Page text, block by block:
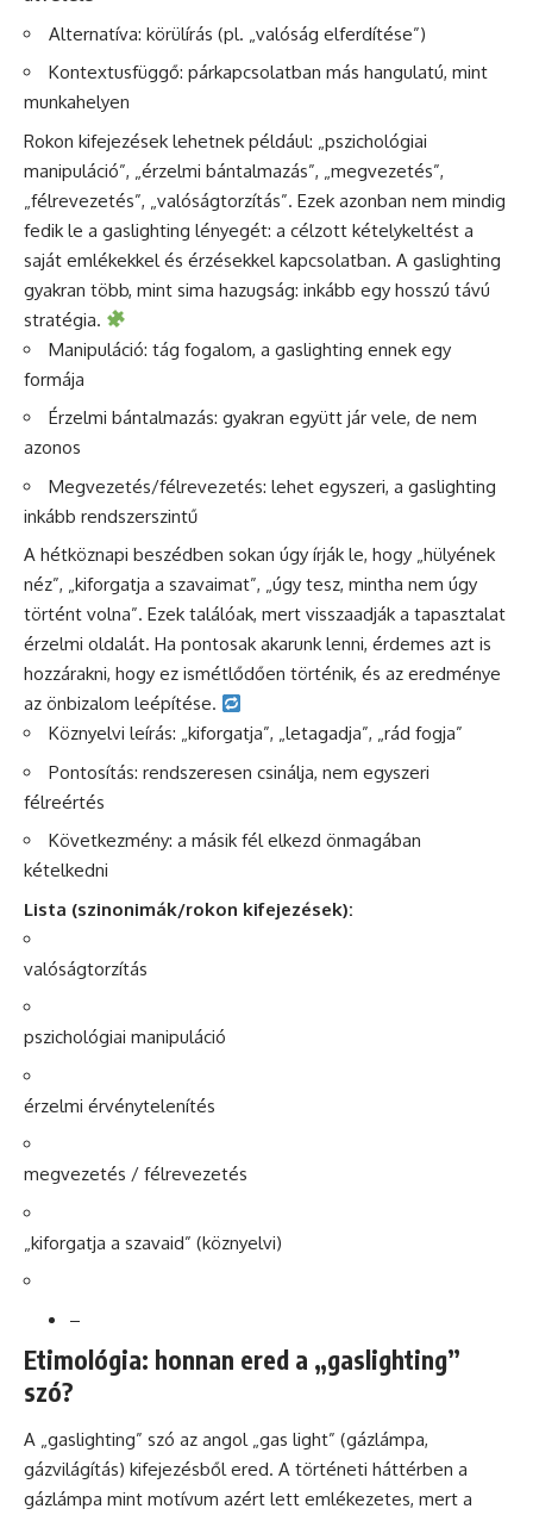
Alternatíva: körülírás (pl. „valóság elferdítése”)
Kontextusfüggő: párkapcsolatban más hangulatú, mint
munkahelyen
Rokon kifejezések lehetnek például: „pszichológiai
manipuláció”, „érzelmi bántalmazás”, „megvezetés”,
„félrevezetés”, „valóságtorzítás”. Ezek azonban nem mindig
fedik le a gaslighting lényegét: a célzott kételykeltést a
saját emlékekkel és érzésekkel kapcsolatban. A gaslighting
gyakran több, mint sima hazugság: inkább egy hosszú távú
stratégia.
Manipuláció: tág fogalom, a gaslighting ennek egy
formája
Érzelmi bántalmazás: gyakran együtt jár vele, de nem
azonos
Megvezetés/félrevezetés: lehet egyszeri, a gaslighting
inkább rendszerszintű
A hétköznapi beszédben sokan úgy írják le, hogy „hülyének
néz”, „kiforgatja a szavaimat”, „úgy tesz, mintha nem úgy
történt volna”. Ezek találóak, mert visszaadják a tapasztalat
érzelmi oldalát. Ha pontosak akarunk lenni, érdemes azt is
hozzárakni, hogy ez ismétlődően történik, és az eredménye
az önbizalom leépítése.
Köznyelvi leírás: „kiforgatja”, „letagadja”, „rád fogja”
Pontosítás: rendszeresen csinálja, nem egyszeri
félreértés
Következmény: a másik fél elkezd önmagában
kételkedni
Lista (szinonimák/rokon kifejezések):
valóságtorzítás
pszichológiai manipuláció
érzelmi érvénytelenítés
megvezetés / félrevezetés
„kiforgatja a szavaid” (köznyelvi)
–
Etimológia: honnan ered a „gaslighting”
szó?
A „gaslighting” szó az angol „gas light” (gázlámpa,
gázvilágítás) kifejezésből ered. A történeti háttérben a
gázlámpa mint motívum azért lett emlékezetes, mert a